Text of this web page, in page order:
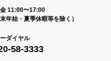
11:00〜17:00
末年始・夏季休暇等を除く）
ダイヤル
58-3333